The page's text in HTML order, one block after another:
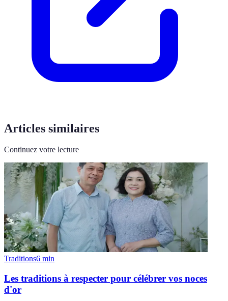
Articles similaires
Continuez votre lecture
Traditions6 min
Les traditions à respecter pour célébrer vos noces
d'or